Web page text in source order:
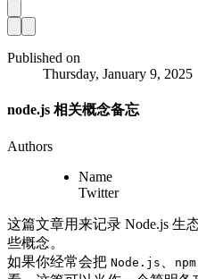
Published on
Thursday, January 9, 2025
node.js 相关概念备忘
Authors
Name
Twitter
这篇文章用来记录 Node.js 生
些概念。
如果你经常会把 Node.js npm